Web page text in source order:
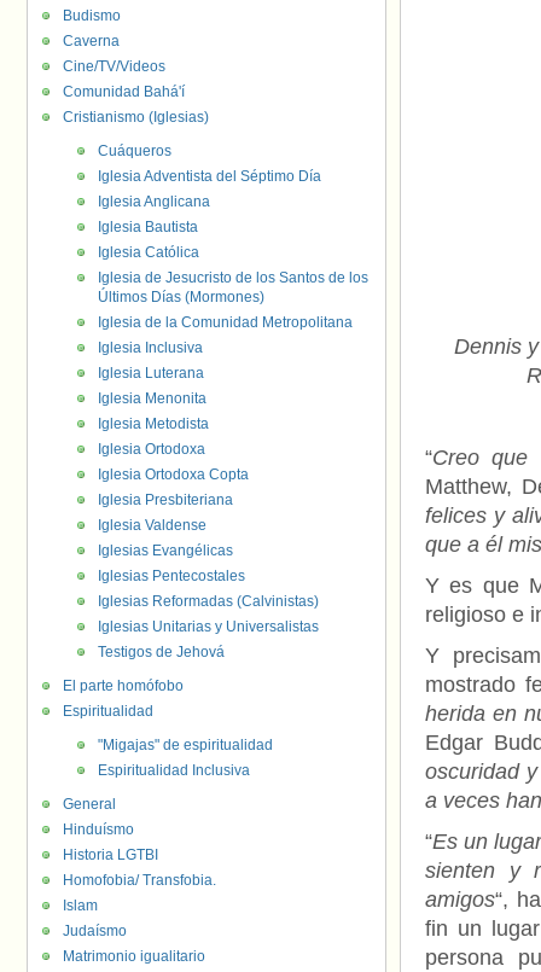
Dennis
“Creo que
Matthew,
felices y
que a él
Y es que
religioso e
Y
mostrado
herida en
Edgar
oscuridad
a veces
“Es un
sienten y
amigos“,
fin un
persona
Budismo
Caverna
Cine/TV/Videos
Comunidad Bahá'í
Cristianismo (Iglesias)
Cuáqueros
Iglesia Adventista del Séptimo Día
Iglesia Anglicana
Iglesia Bautista
Iglesia Católica
Iglesia de Jesucristo de los Santos de los
Últimos Días (Mormones)
Iglesia de la Comunidad Metropolitana
Iglesia Inclusiva
Iglesia Luterana
Iglesia Menonita
Iglesia Metodista
Iglesia Ortodoxa
Iglesia Ortodoxa Copta
Iglesia Presbiteriana
Iglesia Valdense
Iglesias Evangélicas
Iglesias Pentecostales
Iglesias Reformadas (Calvinistas)
Iglesias Unitarias y Universalistas
Testigos de Jehová
El parte homófobo
Espiritualidad
"Migajas" de espiritualidad
Espiritualidad Inclusiva
General
Hinduísmo
Historia LGTBI
Homofobia/ Transfobia.
Islam
Judaísmo
Matrimonio igualitario